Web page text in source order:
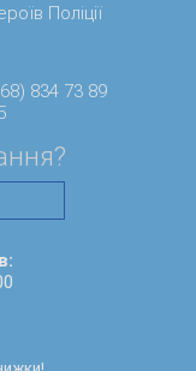
Поліції
834 73 89